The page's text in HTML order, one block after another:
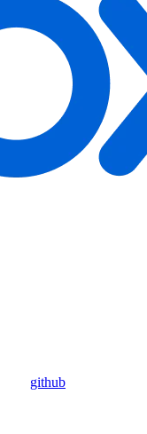
github